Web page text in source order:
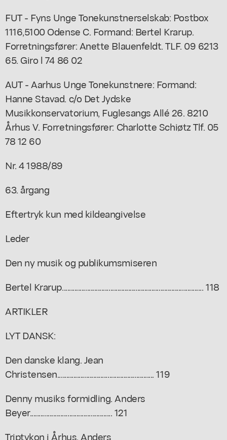
FUT - Fyns Unge Tonekunstnerselskab: Postbox
1116,5100 Odense C. Formand: Bertel Krarup.
Forretningsfører: Anette Blauenfeldt. TLF. 09 6213
65. Giro l 74 86 02
AUT - Aarhus Unge Tonekunstnere: Formand:
Hanne Stavad. c/o Det Jydske
Musikkonservatorium, Fuglesangs Allé 26. 8210
Århus V. Forretningsfører: Charlotte Schiøtz Tlf. 05
78 12 60
Nr. 4 1988/89
63. årgang
Eftertryk kun med kildeangivelse
Leder
Den ny musik og publikumsmiseren
Bertel Krarup............................................................................... 118
ARTIKLER
LYT DANSK:
Den danske klang. Jean
Christensen...................................................... 119
Denny musiks formidling. Anders
Beyer.............................................. 121
Triptykon i Århus. Anders